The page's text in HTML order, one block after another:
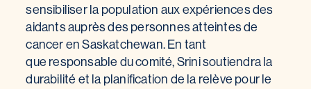
sensibiliser la population aux expériences des
aidants auprès des personnes atteintes de
cancer en Saskatchewan. En tant
que responsable du comité, Srini soutiendra la
durabilité et la planification de la relève pour le